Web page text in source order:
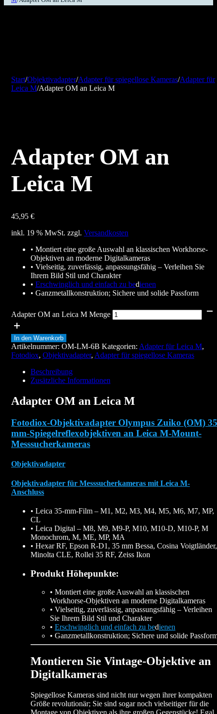
Start/Objektivadapter/Adapter für spiegellose Kameras/Adapter für
Leica M/Adapter OM an Leica M
Adapter OM an
Leica M
45,95 €
inkl. 19 % MwSt. zzgl. Versandkosten
• Montiert eine große Auswahl an klassischen Workhorse-
Objektiven an moderne Digitalkameras
• Vielseitig, zuverlässig, anpassungsfähig – Verleihen Sie
Ihrem Bild Stil und Charakter
• Erschwinglich und einfach zu bedienen
• Ganzmetallkonstruktion; Sichere und solide Passform
Adapter OM an Leica M Menge
In den Warenkorb
Artikelnummer: OM-LM-6B Kategorien: Adapter für Leica M,
Fotodiox, Objektivadapter, Adapter für spiegellose Kameras
Beschreibung
Zusätzliche Informationen
Adapter OM an Leica M
Fotodiox-Objektivadapter Olympus Zuiko (OM)
mm-Spiegelreflexobjektiven an Leica M-Mount-
Messsucherkameras
Objektivadapter
Objektivadapter für Messsucherkameras mit Leica M-
Anschluss
• Leica 35-mm-Film – M1, M2, M3, M4, M5, M6, M7, MP,
CL
• Leica Digital – M8, M9, M9-P, M10, M10-D, M10-P, M
Monochrom, M, ME, MP, MA
• Hexar RF, Epson R-D1, 35 mm Bessa, Cosina Voigtländer,
Minolta CLE, Rollei 35 RF, Zeiss Ikon
Produkt Höhepunkte:
• Montiert eine große Auswahl an klassischen
Workhorse-Objektiven an moderne Digitalkameras
• Vielseitig, zuverlässig, anpassungsfähig – Verleihen
Sie Ihrem Bild Stil und Charakter
• Erschwinglich und einfach zu bedienen
• Ganzmetallkonstruktion; Sichere und solide
Montieren Sie Vintage-Objektive an
Digitalkameras
Spiegellose Kameras sind nicht nur wegen ihrer kompakten
Größe revolutionär; Sie sind sogar noch vielseitiger für die